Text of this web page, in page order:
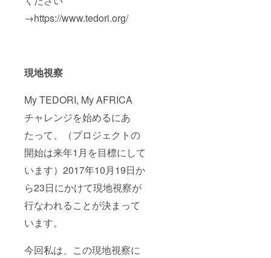
→https://www.tedori.org/
現地視察
My TEDORI, My AFRICA
チャレンジを始めるにあ
たって、（プロジェクトの
開始は来年1月を目標にして
います）2017年10月19日か
ら23日にかけて現地視察が
行なわれることが決まって
います。
今回私は、この現地視察に